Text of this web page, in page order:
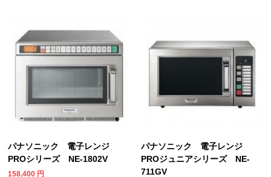
パナソニック 電子レンジ
PROシリーズ NE-1802V
158,400 円
パナソニック 電子レンジ
PROジュニアシリーズ NE-
711GV